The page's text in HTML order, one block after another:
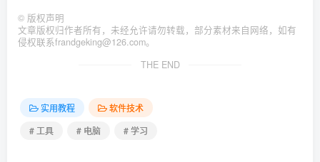
© 版权声明
文章版权归作者所有，未经允许请勿转载，部分素材来自网络，如有
侵权联系frandgeking@126.com。
THE END
实用教程
软件技术
# 工具
# 电脑 # 学习